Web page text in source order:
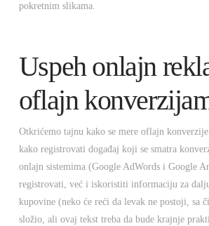
pokretnim slikama.
Uspeh onlajn
oflajn
Otkrićemo tajnu kako se mere oflajn
kako registrovati događaj koji se smatra
onlajn sistemima (Google AdWords i Google
registrovati, već i iskoristiti informaciju za
kupovine (neko će reći da levak ne postoji, sa
složio, ali ovaj tekst treba da bude krajnje